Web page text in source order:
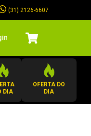
(31) 2126-6607
DIA
OFERTA DO
DIA